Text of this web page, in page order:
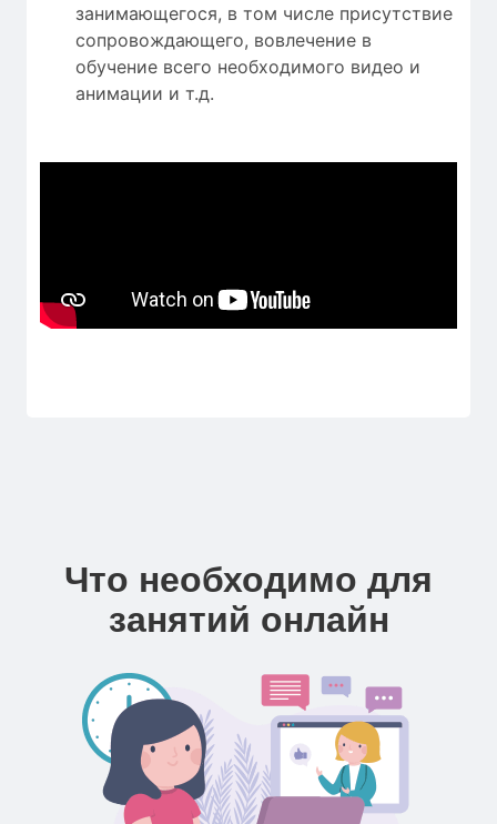
занимающегося, в том числе присутствие
сопровождающего, вовлечение в
обучение всего необходимого видео и
анимации и т.д.
Что необходимо для
занятий онлайн